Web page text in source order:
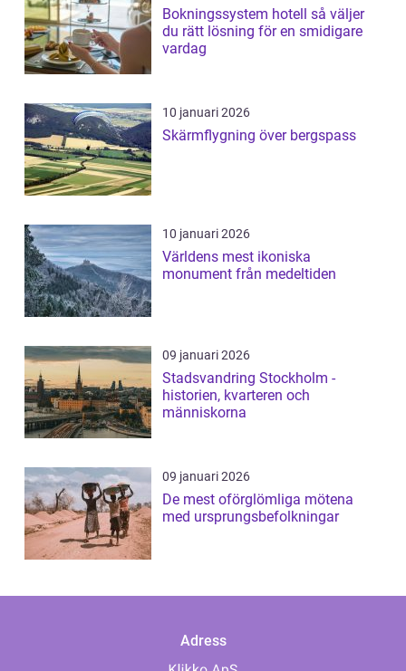
Bokningssystem hotell så väljer
du rätt lösning för en smidigare
vardag
10 januari 2026
Skärmflygning över bergspass
10 januari 2026
Världens mest ikoniska
monument från medeltiden
09 januari 2026
Stadsvandring Stockholm -
historien, kvarteren och
människorna
09 januari 2026
De mest oförglömliga mötena
med ursprungsbefolkningar
Adress